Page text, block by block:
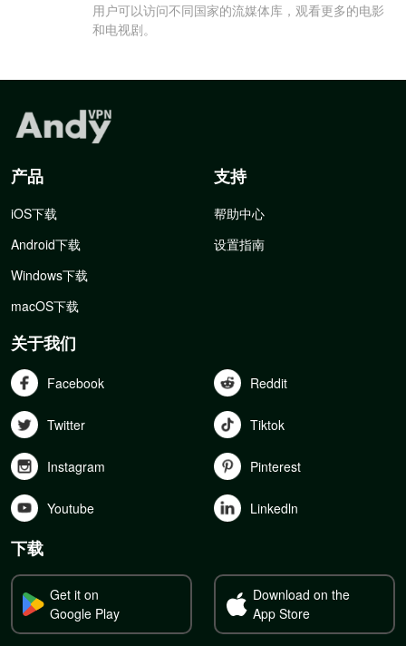
用户可以访问不同国家的流媒体库，观看更多的电影
和电视剧。
产品
iOS下载
Android下载
Windows下载
macOS下载
支持
帮助中心
设置指南
关于我们
Facebook Reddit
Twitter Tiktok
Instagram Pinterest
Youtube Linkedln
下载
Get it on
Google Play
Download on the
App Store